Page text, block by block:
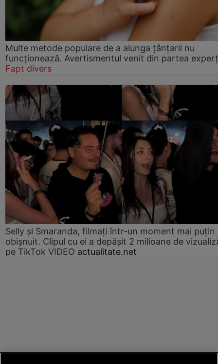
Multe metode populare de a alunga țânțarii nu
funcționează. Avertismentul venit din partea
Fapt divers
Selly și Smaranda, filmați într-un moment mai puțin
obișnuit. Clipul cu ei a depășit 2 milioane de
pe TikTok VIDEO actualitate.net